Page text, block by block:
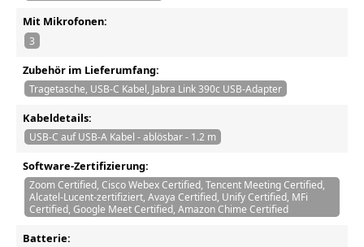
Mit Mikrofonen:
3
Zubehör im Lieferumfang:
Tragetasche, USB-C Kabel, Jabra Link 390c USB-Adapter
Kabeldetails:
USB-C auf USB-A Kabel - ablösbar - 1.2 m
Software-Zertifizierung:
Zoom Certified, Cisco Webex Certified, Tencent Meeting Certified,
Alcatel-Lucent-zertifiziert, Avaya Certified, Unify Certified, MFi
Certified, Google Meet Certified, Amazon Chime Certified
Batterie: